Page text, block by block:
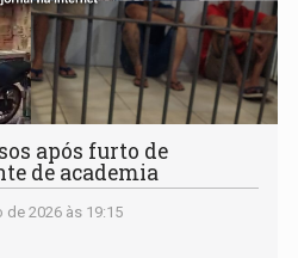
após furto de
de academia
de 2026 às 19:15